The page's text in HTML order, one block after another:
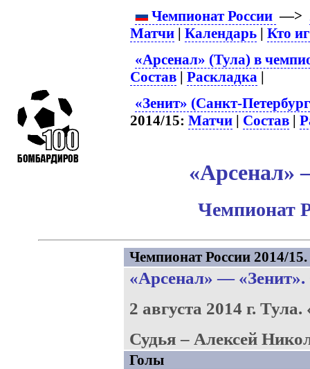
Чемпионат России —>
Матчи |Календарь |Кто
«Арсенал» (Тула) в
Состав |Раскладка |
«Зенит» (Санкт-
2014/15:Матчи | Состав |
«Арсенал»
Чемпионат
Чемпионат России 2014/
«Арсенал» — «Зенит».
2 августа 2014 г. Тула.
Судья – Алексей
Голы